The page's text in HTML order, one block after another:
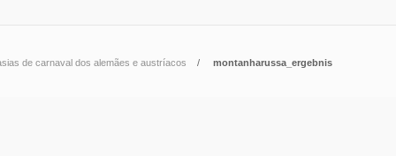
de carnaval dos alemães e austríacos montanharussa_ergebnis